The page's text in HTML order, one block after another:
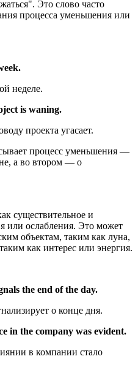
Это слово часто
процесса уменьшения или
неделе.
is waning.
проекта угасает.
процесс уменьшения —
а во втором — о
существительное и
или ослабления. Это может
объектам, таким как луна,
как интерес или энергия.
the end of the day.
о конце дня.
in the company was evident.
в компании стало